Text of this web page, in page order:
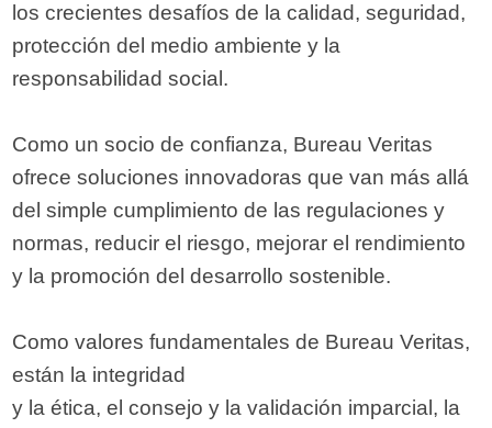
los crecientes desafíos de la calidad, seguridad,
protección del medio ambiente y la
responsabilidad social.
Como un socio de confianza, Bureau Veritas
ofrece soluciones innovadoras que van más allá
del simple cumplimiento de las regulaciones y
normas, reducir el riesgo, mejorar el rendimiento
y la promoción del desarrollo sostenible.
Como valores fundamentales de Bureau Veritas,
están la integridad
y la ética, el consejo y la validación imparcial, la